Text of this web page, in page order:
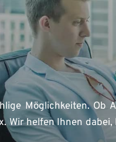
Möglichkeiten. Ob
Wir helfen Ihnen